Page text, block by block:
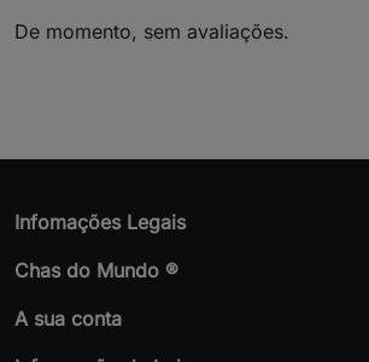
De momento, sem avaliações.
Infomações Legais
Chas do Mundo ®
A sua conta